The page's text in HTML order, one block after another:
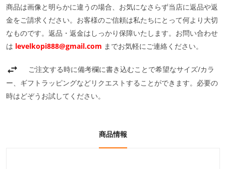
商品は画像と明らかに違うの場合、お気になさらず当店に返品や返
金をご請求ください。お客様のご信頼は私たちにとって何より大切
なものです。返品・返金はしっかり保障いたします。お問い合わせ
は levelkopi888@gmail.com までお気軽にご連絡ください。
ご注文する時に備考欄に書き込むことで希望なサイズ/カラ
ー、ギフトラッピングなどリクエストすることができます。必要の
時はどぞうお試してください。
商品情報